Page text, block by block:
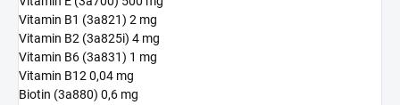
Vitamin B1 (3a821) 2 mg
Vitamin B2 (3a825i) 4 mg
Vitamin B6 (3a831) 1 mg
Vitamin B12 0,04 mg
Biotin (3a880) 0,6 mg